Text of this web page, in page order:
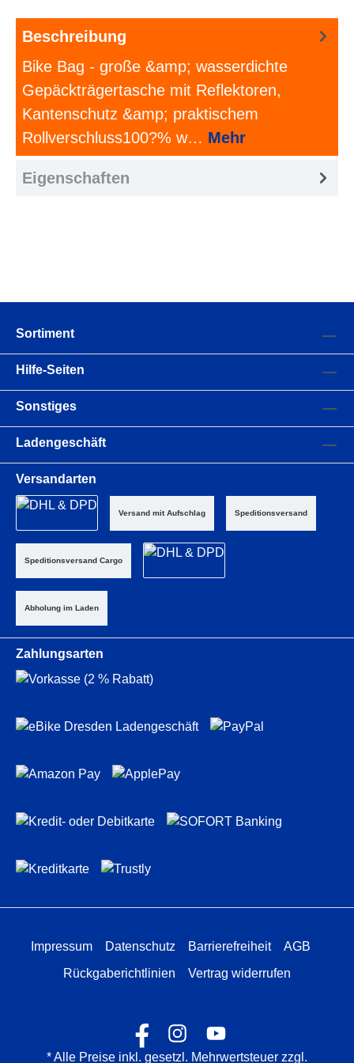
Beschreibung
Bike Bag - große &amp; wasserdichte
Gepäckträgertasche mit Reflektoren,
Kantenschutz &amp; praktischem
Rollverschluss100?% w… Mehr
Eigenschaften
Sortiment
Hilfe-Seiten
Sonstiges
Ladengeschäft
Versandarten
Versand mit Aufschlag Speditionsversand
Speditionsversand Cargo
Abholung im Laden
Zahlungsarten
Impressum Datenschutz Barrierefreiheit
AGB
Rückgaberichtlinien
Vertrag widerrufen
* Alle Preise inkl. gesetzl. Mehrwertsteuer zzgl.